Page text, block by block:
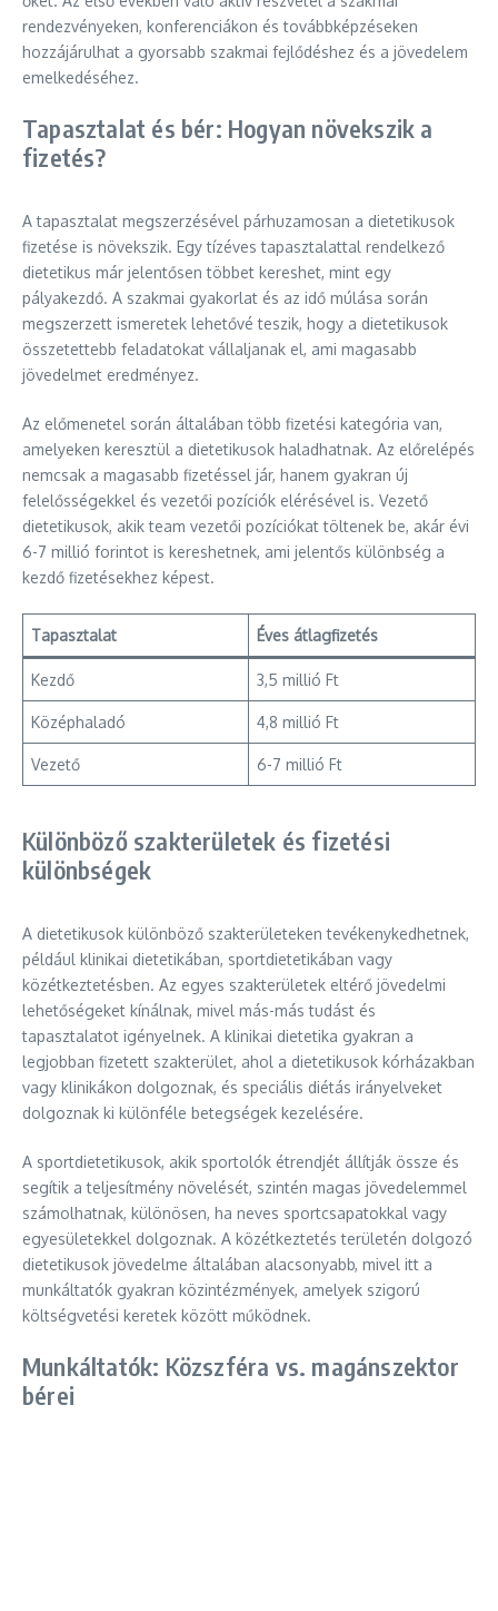
rendezvényeken, konferenciákon és továbbképzéseken
hozzájárulhat a gyorsabb szakmai fejlődéshez és a jövedelem
emelkedéséhez.
Tapasztalat és bér: Hogyan növekszik a
fizetés?
A tapasztalat megszerzésével párhuzamosan a dietetikusok
fizetése is növekszik. Egy tízéves tapasztalattal rendelkező
dietetikus már jelentősen többet kereshet, mint egy
pályakezdő. A szakmai gyakorlat és az idő múlása során
megszerzett ismeretek lehetővé teszik, hogy a dietetikusok
összetettebb feladatokat vállaljanak el, ami magasabb
jövedelmet eredményez.
Az előmenetel során általában több fizetési kategória van,
amelyeken keresztül a dietetikusok haladhatnak. Az előrelépés
nemcsak a magasabb fizetéssel jár, hanem gyakran új
felelősségekkel és vezetői pozíciók elérésével is. Vezető
dietetikusok, akik team vezetői pozíciókat töltenek be, akár évi
6-7 millió forintot is kereshetnek, ami jelentős különbség a
kezdő fizetésekhez képest.
Tapasztalat Éves átlagfizetés
Kezdő 3,5 millió Ft
Középhaladó 4,8 millió Ft
Vezető 6-7 millió Ft
Különböző szakterületek és fizetési
különbségek
A dietetikusok különböző szakterületeken tevékenykedhetnek,
például klinikai dietetikában, sportdietetikában vagy
közétkeztetésben. Az egyes szakterületek eltérő jövedelmi
lehetőségeket kínálnak, mivel más-más tudást és
tapasztalatot igényelnek. A klinikai dietetika gyakran a
legjobban fizetett szakterület, ahol a dietetikusok kórházakban
vagy klinikákon dolgoznak, és speciális diétás irányelveket
dolgoznak ki különféle betegségek kezelésére.
A sportdietetikusok, akik sportolók étrendjét állítják össze és
segítik a teljesítmény növelését, szintén magas jövedelemmel
számolhatnak, különösen, ha neves sportcsapatokkal vagy
egyesületekkel dolgoznak. A közétkeztetés területén dolgozó
dietetikusok jövedelme általában alacsonyabb, mivel itt a
munkáltatók gyakran közintézmények, amelyek szigorú
költségvetési keretek között működnek.
Munkáltatók: Közszféra vs. magánszektor
bérei